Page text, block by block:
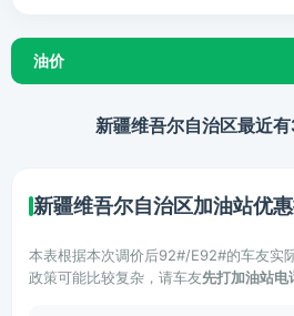
油价
新疆维吾尔自治区最近
新疆维吾尔自治区加油站优
本表根据本次调价后92#/E92#的车友实
政策可能比较复杂，请车友先打加油站电